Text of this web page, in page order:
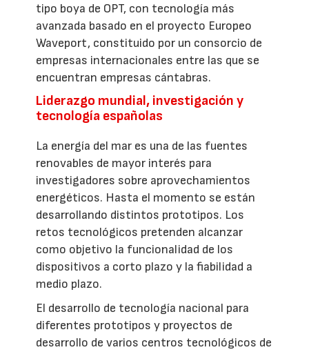
tipo boya de OPT, con tecnología más
avanzada basado en el proyecto Europeo
Waveport, constituido por un consorcio de
empresas internacionales entre las que se
encuentran empresas cántabras.
Liderazgo mundial, investigación y
tecnología españolas
La energía del mar es una de las fuentes
renovables de mayor interés para
investigadores sobre aprovechamientos
energéticos. Hasta el momento se están
desarrollando distintos prototipos. Los
retos tecnológicos pretenden alcanzar
como objetivo la funcionalidad de los
dispositivos a corto plazo y la fiabilidad a
medio plazo.
El desarrollo de tecnología nacional para
diferentes prototipos y proyectos de
desarrollo de varios centros tecnológicos de